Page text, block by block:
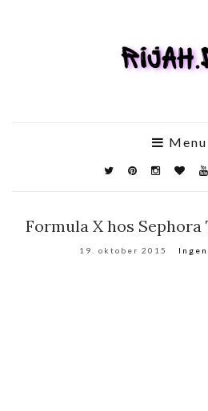
Menu
Formula X hos Sephora
19. oktober 2015